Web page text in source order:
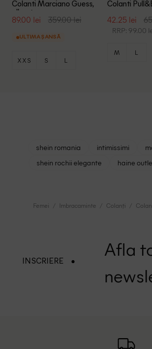
Colanti Marciano Guess,
albastru
89.00 lei 359.00 lei
ULTIMA ȘANSĂ
XXS S L
Colanti
42.25 lei
RRP: 99.00
M L
shein romania intimissimi
shein rochii elegante
haine
Femei Imbracaminte Colanți
INSCRIERE
Afla